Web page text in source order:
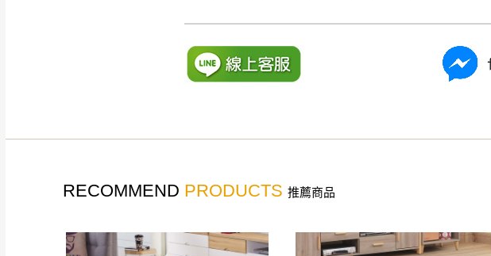
百貨公司配送暫無法配合開店前、閉店後時段
期間，恕暫停百貨公司相關運送 》
RECOMMEND PRODUCTS 推薦商品